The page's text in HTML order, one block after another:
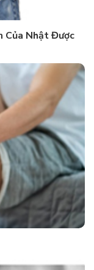
Của Nhật Được